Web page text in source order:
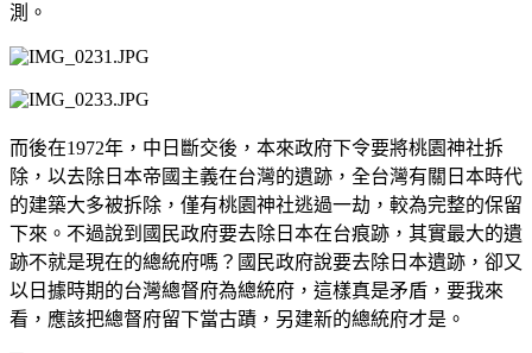
測。
而後在1972年，中日斷交後，本來政府下令要將桃園神社拆
除，以去除日本帝國主義在台灣的遺跡，全台灣有關日本時代
的建築大多被拆除，僅有桃園神社逃過一劫，較為完整的保留
下來。不過說到國民政府要去除日本在台痕跡，其實最大的遺
跡不就是現在的總統府嗎？國民政府說要去除日本遺跡，卻又
以日據時期的台灣總督府為總統府，這樣真是矛盾，要我來
看，應該把總督府留下當古蹟，另建新的總統府才是。